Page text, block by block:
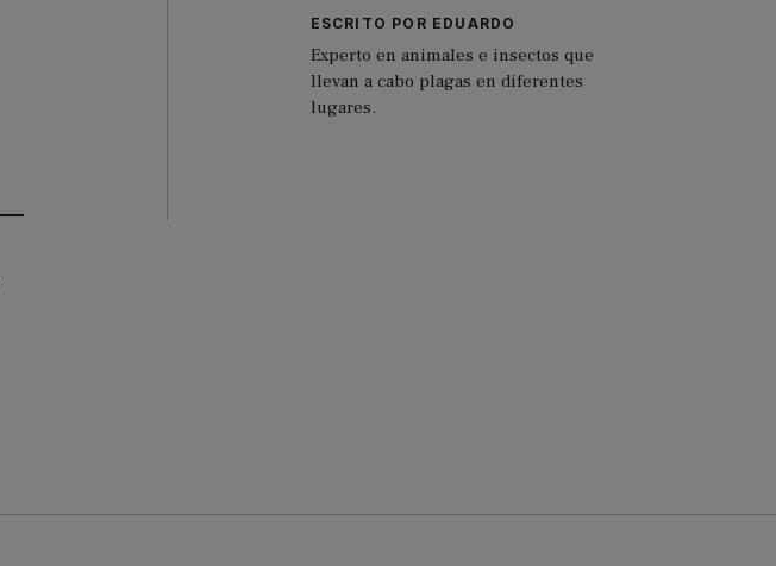
ESCRITO POR EDUARDO
Experto en animales e insectos que
llevan a cabo plagas en diferentes
lugares.